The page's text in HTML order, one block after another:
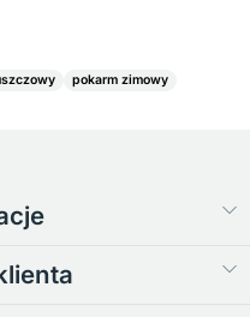
pokarm zimowy